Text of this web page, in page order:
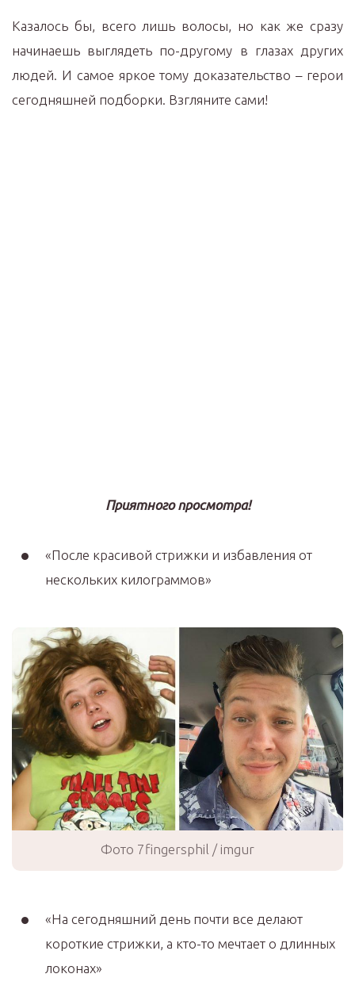
Казалось бы, всего лишь волосы, но как же сразу
начинаешь выглядеть по-другому в глазах других
людей. И самое яркое тому доказательство – герои
сегодняшней подборки. Взгляните сами!
Приятного просмотра!
«После красивой стрижки и избавления от
нескольких килограммов»
Фото 7fingersphil / imgur
«На сегодняшний день почти все делают
короткие стрижки, а кто-то мечтает о длинных
локонах»